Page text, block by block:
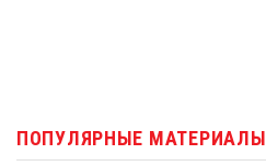
ПОПУЛЯРНЫЕ МАТЕРИАЛЫ